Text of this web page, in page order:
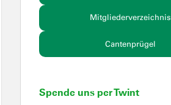
Mitgliederverzeichnis
Cantenprügel
Spende uns per Twint